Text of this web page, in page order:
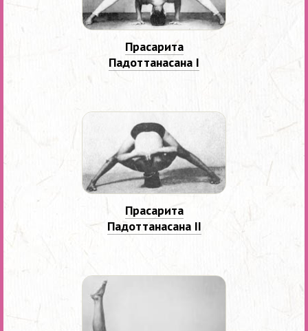
Прасарита
Падоттанасана I
Прасарита
Падоттанасана II